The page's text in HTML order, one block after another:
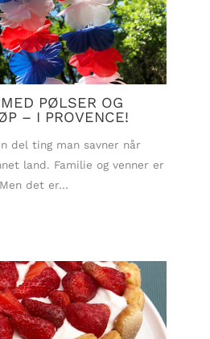
PØLSER OG
– I PROVENCE!
del ting man savner når
land. Familie og venner er
det er…